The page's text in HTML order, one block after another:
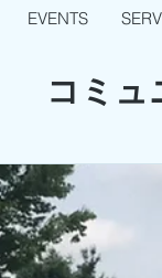
EVENTS
コミュ